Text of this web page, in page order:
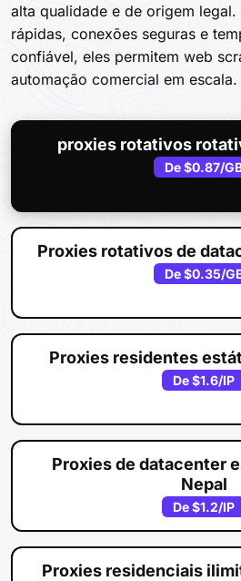
alta qualidade e de origem
rápidas, conexões seguras e
confiável, eles permitem web
automação comercial em escala.
proxies rotativos
De$0.87/
Proxies rotativos de
De$0.35/
Proxies residentes
De$1.6/IP
Proxies de datacenter
Nepal
De$1.2/IP
Proxies residenciais